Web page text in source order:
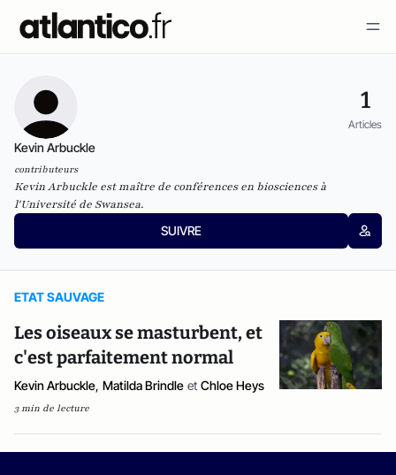
1
Articles
Kevin Arbuckle
contributeurs
Kevin Arbuckle est maître de conférences en biosciences à
l'Université de Swansea.
SUIVRE
ETAT SAUVAGE
Les oiseaux se masturbent, et
c'est parfaitement normal
Kevin Arbuckle, Matilda Brindle et Chloe Heys
3 min de lecture